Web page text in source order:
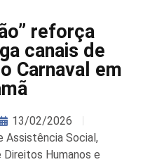
reforça
canais de
Carnaval em
13/02/2026
Assistência Social,
Humanos e